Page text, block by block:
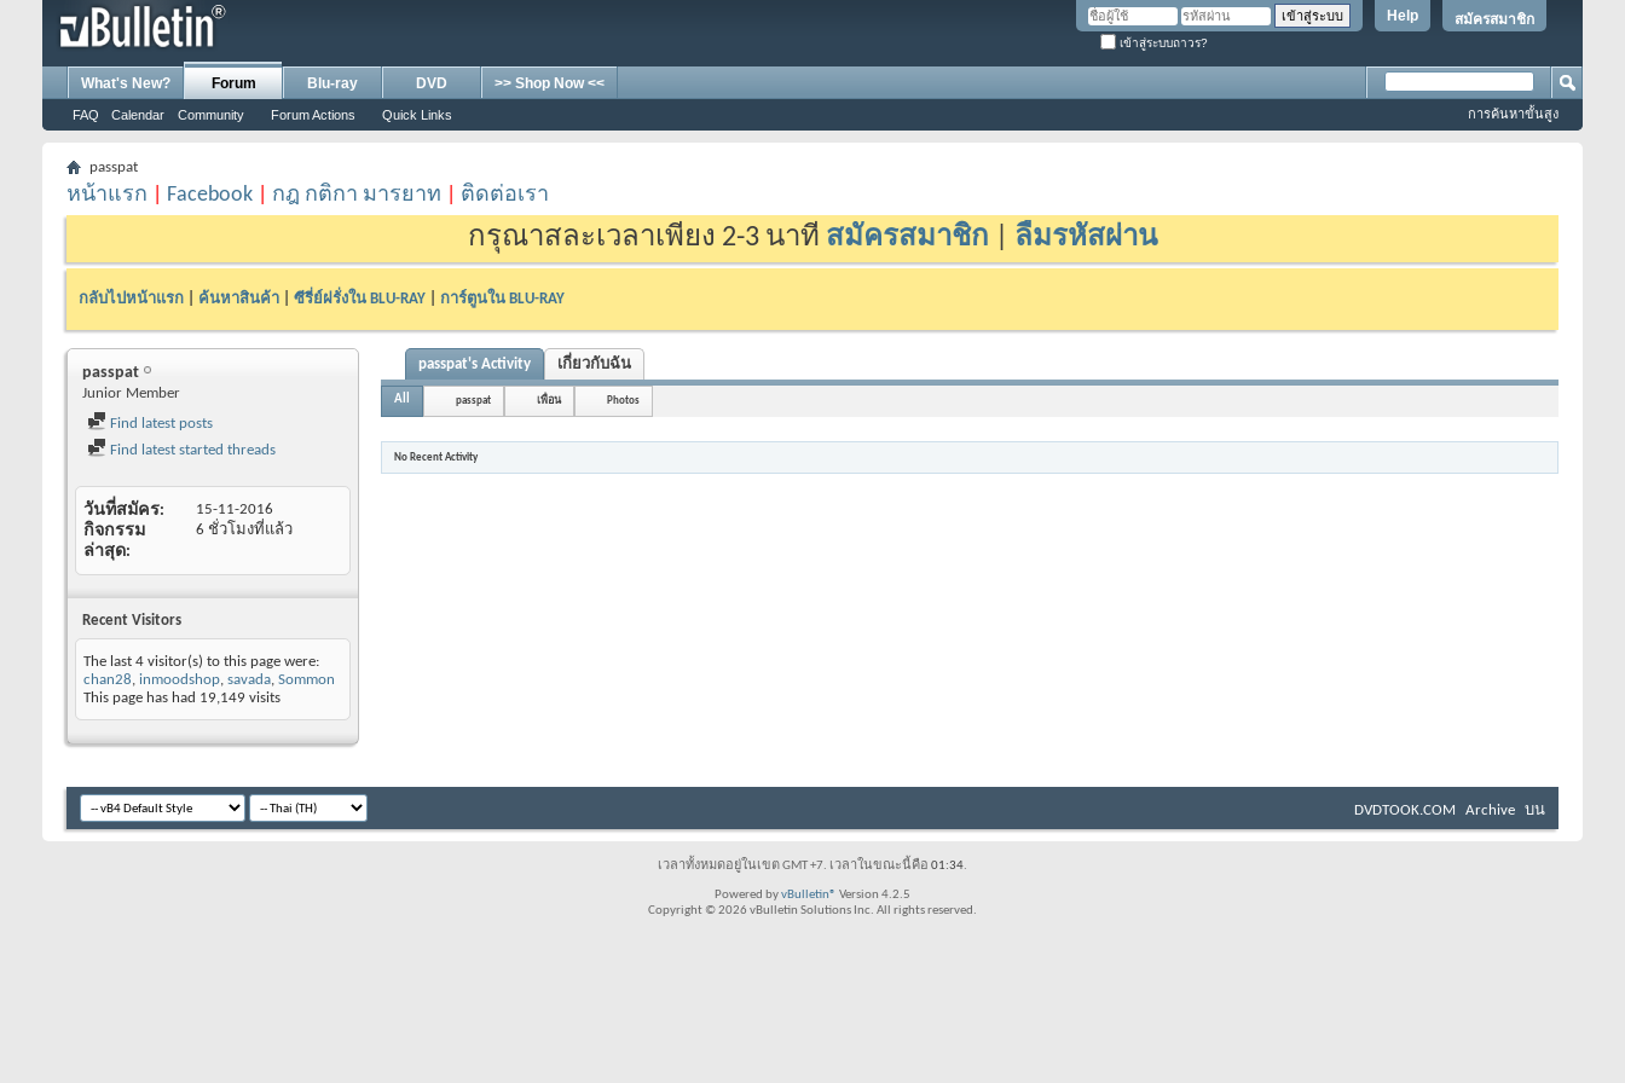
สมัครสมาชิก
Help
เข้าสู่ระบบถาวร?
What's New? Forum
FAQ Calendar Community Forum Actions Quick Links
Blu-ray DVD >> Shop Now <<
การค้นหาขั้นสูง
passpat
หน้าแรก Facebook กฎ กติกา มารยาท ติดต่อเรา
กรุณาสละเวลาเพียง 2-3 นาที สมัครสมาชิก ลืมรหัสผ่าน
กลับไปหน้าแรก ค้นหาสินค้า ซีรี่ย์ฝรั่งใน BLU-RAY การ์ตูนใน BLU-RAY
passpat
Junior Member
Find latest posts
Find latest started threads
วันที่สมัคร 15-11-2016
กิจกรรม
ล่าสุด
6 ชั่วโมงที่แล้ว
Recent Visitors
The last 4 visitor(s) to this page were:
chan28, inmoodshop, savada, Sommon
This page has had 19,149 visits
passpat's Activity เกี่ยวกับฉัน
All passpat เพื่อน Photos
No Recent Activity
DVDTOOK.COM Archive บน
เวลาทั้งหมดอยู่ในเขต GMT +7. เวลาในขณะนี้คือ 01:34.
Powered byvBulletin® Version 4.2.5
Copyright © 2026 vBulletin Solutions Inc. All rights reserved.